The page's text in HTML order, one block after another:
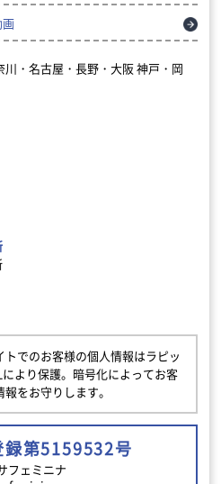
川・名古屋・長野・大阪神戸・岡
トでのお客様の個人情報はラピッ
により保護。暗号化によってお客
報をお守りします。
録第5159532号
フェミニナ